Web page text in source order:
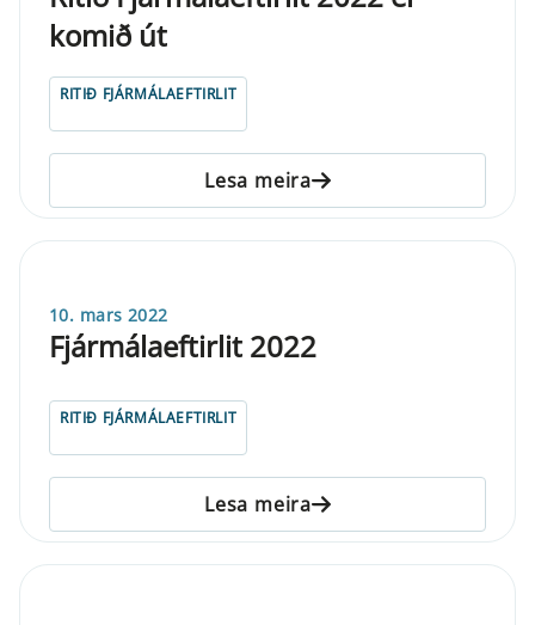
komið út
RITIÐ FJÁRMÁLAEFTIRLIT
Lesa meira
10. mars 2022
Fjármálaeftirlit 2022
RITIÐ FJÁRMÁLAEFTIRLIT
Lesa meira